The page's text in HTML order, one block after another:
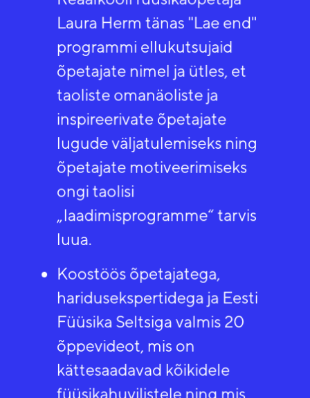
Laura Herm tänas "Lae end"
programmi ellukutsujaid
õpetajate nimel ja ütles, et
taoliste omanäoliste ja
inspireerivate õpetajate
lugude väljatulemiseks ning
õpetajate motiveerimiseks
ongi taolisi
„laadimisprogramme“ tarvis
luua. ​
Koostöös õpetajatega,
haridusekspertidega ja Eesti
Füüsika Seltsiga valmis 20
õppevideot, mis on
kättesaadavad kõikidele
füüsikahuvilistele ning mis